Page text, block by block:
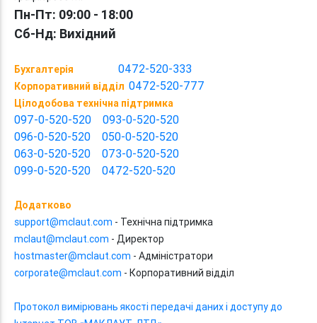
Пн-Пт: 09:00 - 18:00
Сб-Нд: Вихідний
Бухгалтерія 0472-520-333
Корпоративний відділ 0472-520-777
Цілодобова технічна підтримка
097-0-520-520
093-0-520-520
096-0-520-520
050-0-520-520
063-0-520-520
073-0-520-520
099-0-520-520
0472-520-520
Додатково
support@mclaut.com - Технічна підтримка
mclaut@mclaut.com - Директор
hostmaster@mclaut.com - Адміністратори
corporate@mclaut.com - Корпоративний відділ
Протокол вимірювань якості передачі даних і доступу до